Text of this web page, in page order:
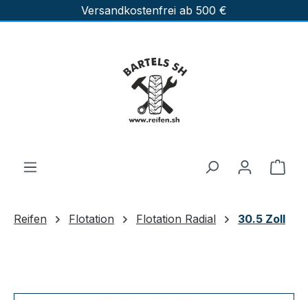
Zum Hauptinhalt springenVersandkostenfrei ab 500 €
Reifen Flotation Flotation Radial 30.5 Zoll